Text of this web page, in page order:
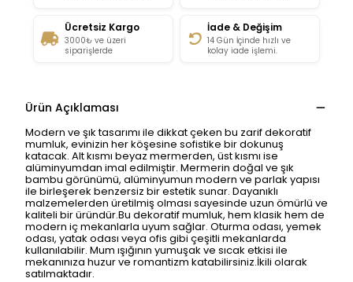
Ücretsiz Kargo
3000₺ ve üzeri
siparişlerde
İade & Değişim
14 Gün İçinde hızlı ve
kolay iade işlemi.
Ürün Açıklaması
Modern ve şık tasarımı ile dikkat çeken bu zarif dekoratif
mumluk, evinizin her köşesine sofistike bir dokunuş
katacak. Alt kısmı beyaz mermerden, üst kısmı ise
alüminyumdan imal edilmiştir. Mermerin doğal ve şık
bambu görünümü, alüminyumun modern ve parlak yapısı
ile birleşerek benzersiz bir estetik sunar. Dayanıklı
malzemelerden üretilmiş olması sayesinde uzun ömürlü ve
kaliteli bir üründür.Bu dekoratif mumluk, hem klasik hem de
modern iç mekanlarla uyum sağlar. Oturma odası, yemek
odası, yatak odası veya ofis gibi çeşitli mekanlarda
kullanılabilir. Mum ışığının yumuşak ve sıcak etkisi ile
mekanınıza huzur ve romantizm katabilirsiniz.İkili olarak
satılmaktadır.